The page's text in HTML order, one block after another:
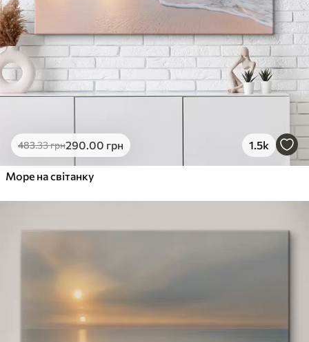
483.33грн290.00 грн 1.5k
Море на світанку